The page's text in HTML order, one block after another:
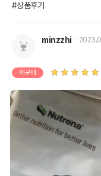
#상품후기
minzzhi
재구매